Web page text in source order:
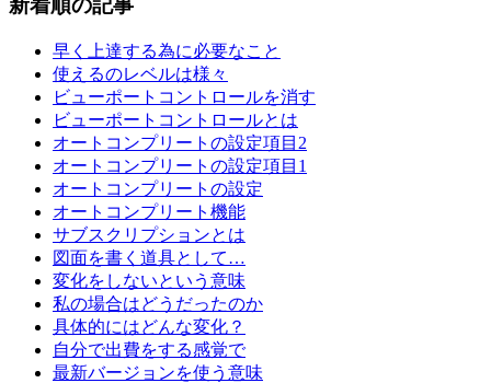
新着順の記事
早く上達する為に必要なこと
使えるのレベルは様々
ビューポートコントロールを消す
ビューポートコントロールとは
オートコンプリートの設定項目2
オートコンプリートの設定項目1
オートコンプリートの設定
オートコンプリート機能
サブスクリプションとは
図面を書く道具として…
変化をしないという意味
私の場合はどうだったのか
具体的にはどんな変化？
自分で出費をする感覚で
最新バージョンを使う意味